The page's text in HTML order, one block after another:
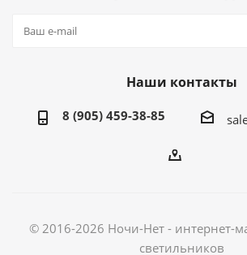
Наши контакты
8 (905) 459-38-85
© 2016-2026 Ночи-Нет - интернет-
светильников